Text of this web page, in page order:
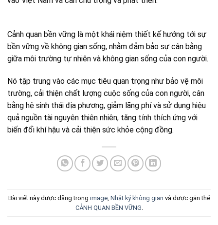
Cảnh quan bền vững là một khái niệm thiết kế hướng tới sự
bền vững về không gian sống, nhằm đảm bảo sự cân bằng
giữa môi trường tự nhiên và không gian sống của con người.
Nó tập trung vào các mục tiêu quan trọng như bảo vệ môi
trường, cải thiện chất lượng cuộc sống của con người, cân
bằng hệ sinh thái địa phương, giảm lãng phí và sử dụng hiệu
quả nguồn tài nguyên thiên nhiên, tăng tính thích ứng với
biến đổi khí hậu và cải thiện sức khỏe cộng đồng.
Bài viết này được đăng trong image, Nhật ký không gian và được gắn thẻ
CẢNH QUAN BỀN VỮNG